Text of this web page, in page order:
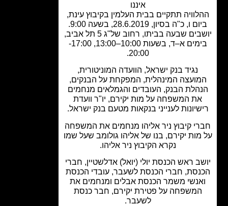
תתקיים בבית העלמין בקיבוץ עינת,
ו, כ"ה בסיון, 28.6.2019, בשעה 9:00.
שבעה בביתו, רחוב של"ג 5 תל אביב,
בימים א–ד, בשעות 10:00–13:00, 17:00-
נגיד בנק ישראל, הוועדה המוניטורית,
המינהלית, המפקחת על הבנקים,
הבנק, העובדים והגמלאים מנחמים
המשפחה על מות יקירם, יו"ר וועדת
לענייני בנקאות מטעם בנק ישראל.
קיבוץ ניר אליהו מנחמים את המשפחה
יקירם, בנו של אליהו גולומב שעל שמו
נקרא הקיבוץ ניר אליהו.
ראש הכנסת יולי (יואל) אדלשטיין, חברי
חברי הכנסת לשעבר, עובדי הכנסת
משמר הכנסת אבלים ומנחמים את
המשפחה על פטירת יקירם, חבר כנסת
לשעבר.